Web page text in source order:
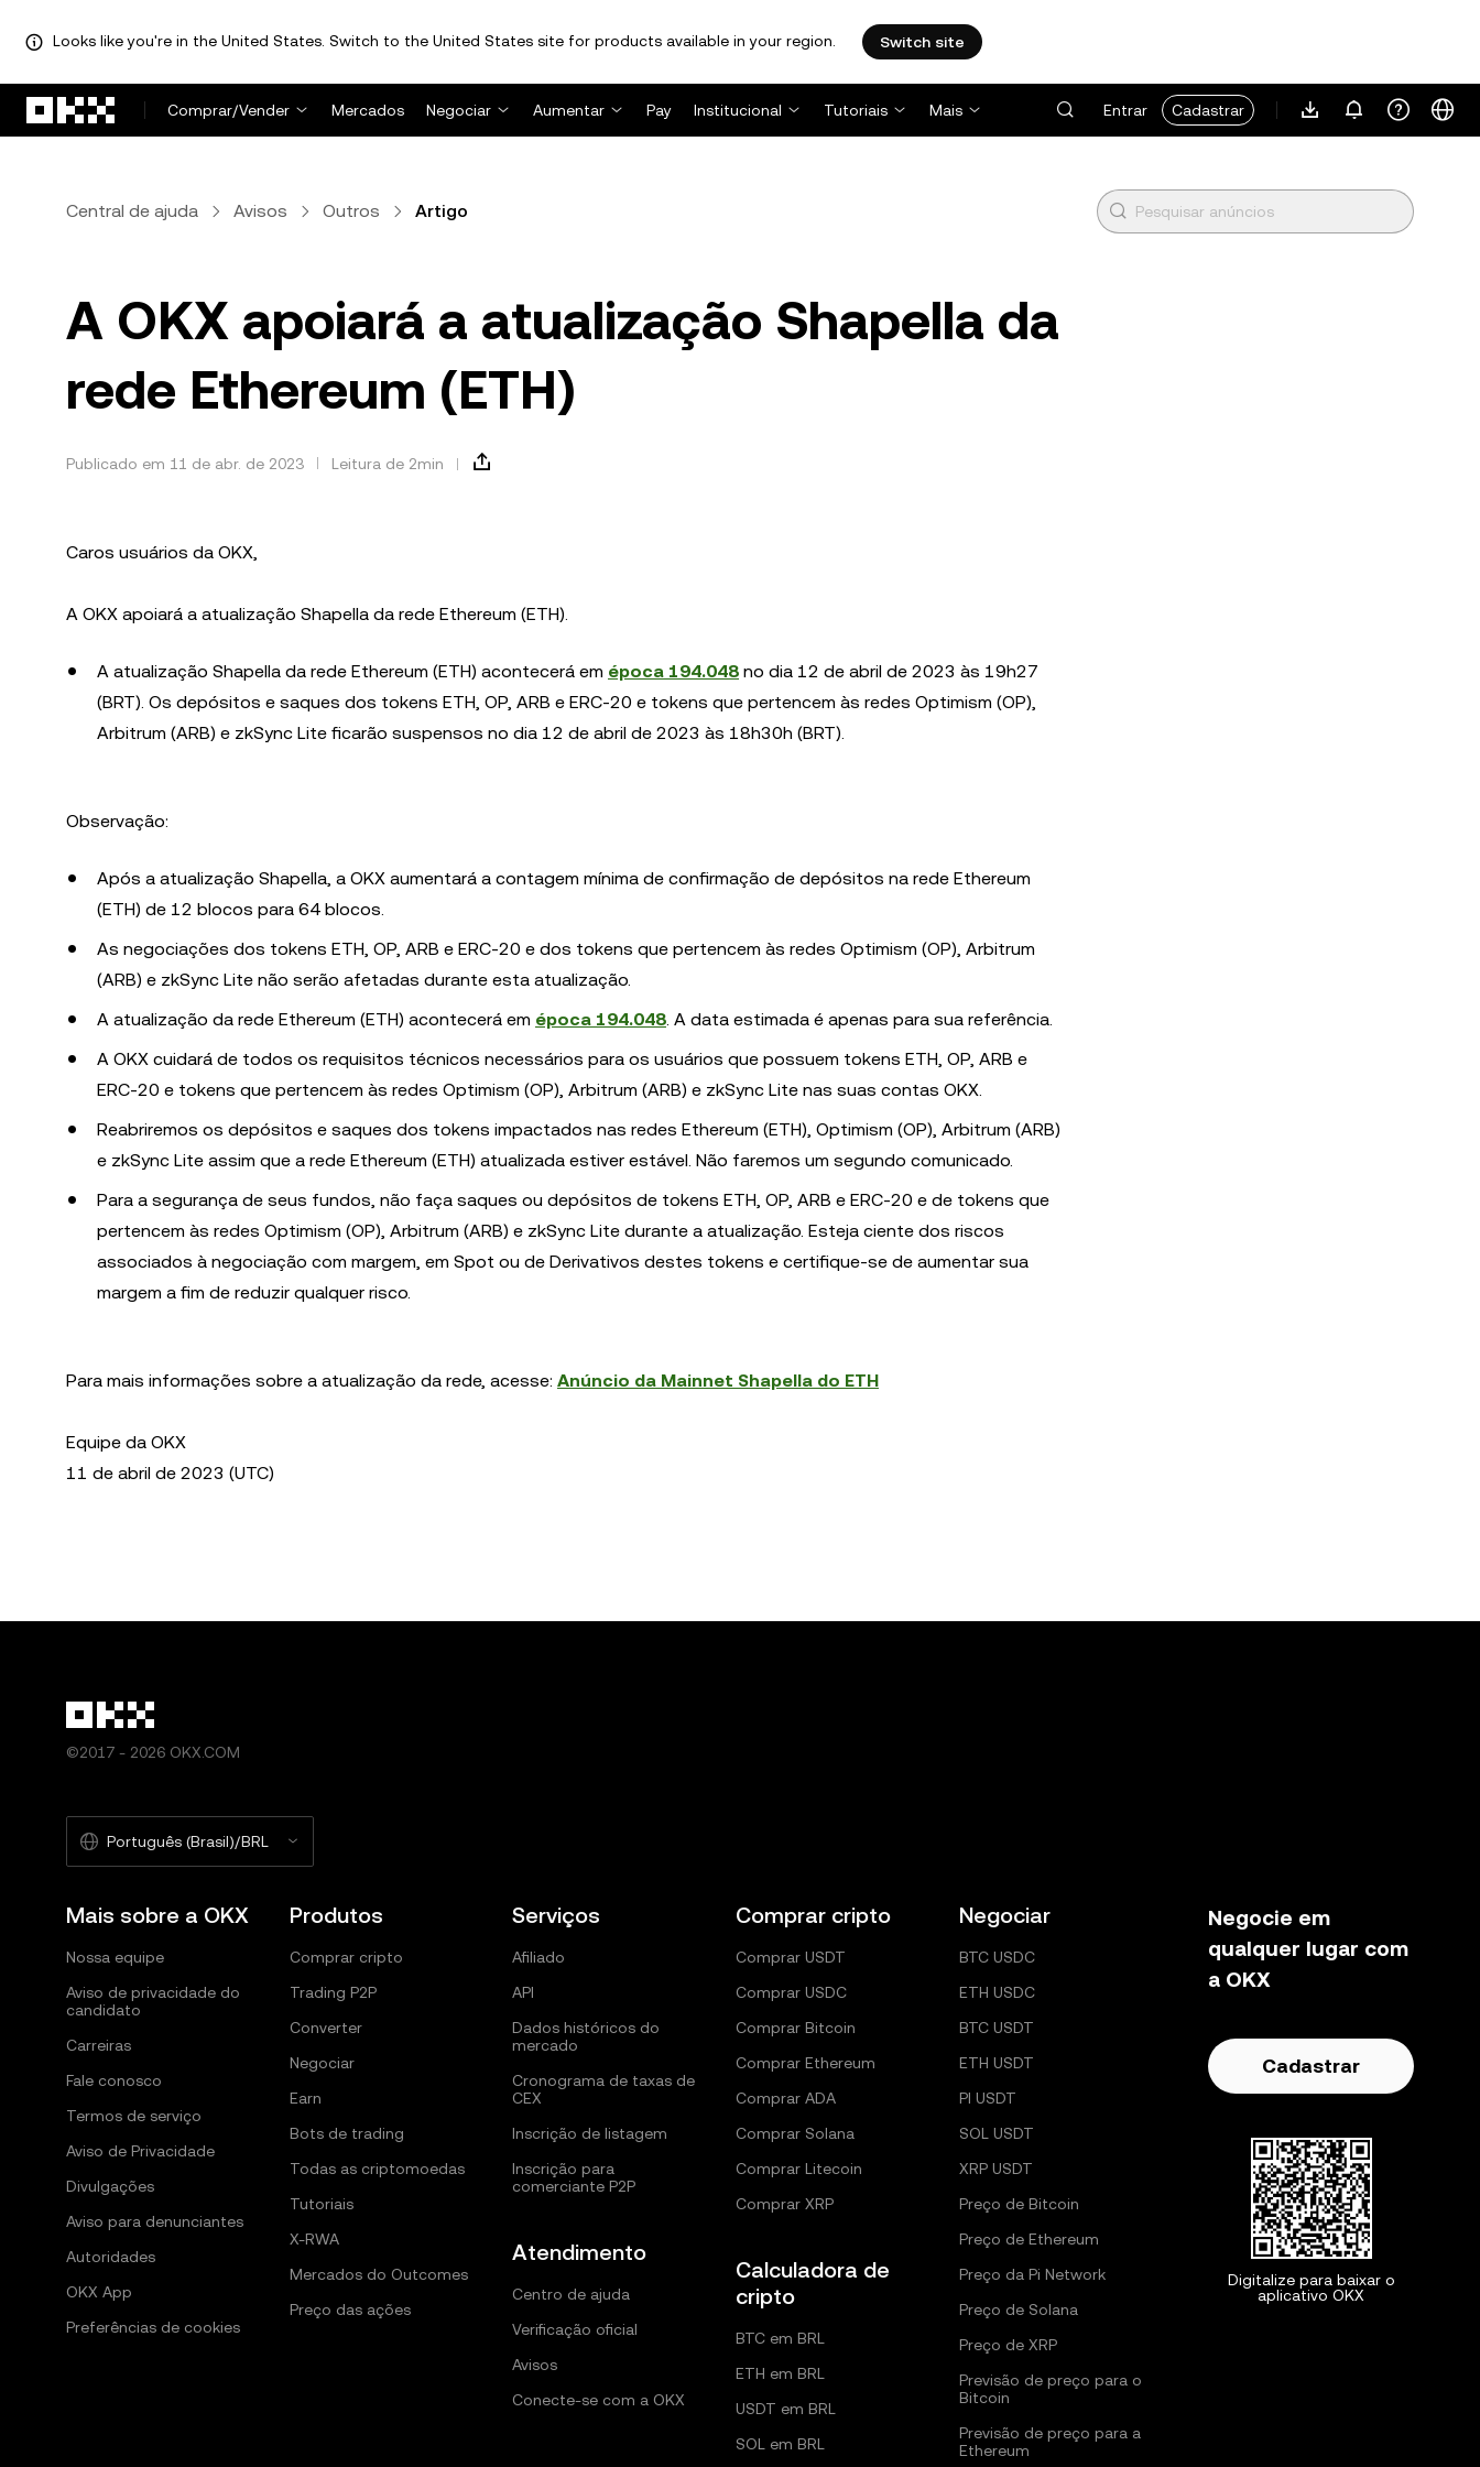
Looks like you're in the United States. Switch to the United States site for products available in your region. Switch site
Comprar/Vender
Mercados Negociar Aumentar Pay Institucional Tutoriais Mais Entrar Cadastrar
Central de ajuda Avisos Outros Artigo
A OKX apoiará a atualização Shapella da
rede Ethereum (ETH)
Publicado em 11 de abr. de 2023 Leitura de 2min
Caros usuários da OKX,
A OKX apoiará a atualização Shapella da rede Ethereum (ETH).
A atualização Shapella da rede Ethereum (ETH) acontecerá em época 194.048 no dia 12 de abril de 2023 às 19h27
(BRT). Os depósitos e saques dos tokens ETH, OP, ARB e ERC-20 e tokens que pertencem às redes Optimism (OP),
Arbitrum (ARB) e zkSync Lite ficarão suspensos no dia 12 de abril de 2023 às 18h30h (BRT).
Observação:
Após a atualização Shapella, a OKX aumentará a contagem mínima de confirmação de depósitos na rede Ethereum
(ETH) de 12 blocos para 64 blocos.
As negociações dos tokens ETH, OP, ARB e ERC-20 e dos tokens que pertencem às redes Optimism (OP), Arbitrum
(ARB) e zkSync Lite não serão afetadas durante esta atualização.
A atualização da rede Ethereum (ETH) acontecerá em época 194.048. A data estimada é apenas para sua referência.
A OKX cuidará de todos os requisitos técnicos necessários para os usuários que possuem tokens ETH, OP, ARB e
ERC-20 e tokens que pertencem às redes Optimism (OP), Arbitrum (ARB) e zkSync Lite nas suas contas OKX.
Reabriremos os depósitos e saques dos tokens impactados nas redes Ethereum (ETH), Optimism (OP), Arbitrum (ARB)
e zkSync Lite assim que a rede Ethereum (ETH) atualizada estiver estável. Não faremos um segundo comunicado.
Para a segurança de seus fundos, não faça saques ou depósitos de tokens ETH, OP, ARB e ERC-20 e de tokens que
pertencem às redes Optimism (OP), Arbitrum (ARB) e zkSync Lite durante a atualização. Esteja ciente dos riscos
associados à negociação com margem, em Spot ou de Derivativos destes tokens e certifique-se de aumentar sua
margem a fim de reduzir qualquer risco.
Para mais informações sobre a atualização da rede, acesse: Anúncio da Mainnet Shapella do ETH
Equipe da OKX
11 de abril de 2023 (UTC)
©2017 - 2026 OKX.COM
Português (Brasil)/BRL
Mais sobre a OKX
Nossa equipe
Aviso de privacidade do
candidato
Carreiras
Fale conosco
Termos de serviço
Aviso de Privacidade
Divulgações
Aviso para denunciantes
Autoridades
OKX App
Preferências de cookies
Produtos
Comprar cripto
Trading P2P
Converter
Negociar
Earn
Bots de trading
Todas as criptomoedas
Tutoriais
X-RWA
Mercados do Outcomes
Preço das ações
Serviços
Afiliado
API
Dados históricos do
mercado
Cronograma de taxas de
CEX
Inscrição de listagem
Inscrição para
comerciante P2P
Atendimento
Centro de ajuda
Verificação oficial
Avisos
Conecte-se com a OKX
Comprar cripto
Comprar USDT
Comprar USDC
Comprar Bitcoin
Comprar Ethereum
Comprar ADA
Comprar Solana
Comprar Litecoin
Comprar XRP
Calculadora de
cripto
BTC em BRL
ETH em BRL
USDT em BRL
SOL em BRL
Negociar
BTC USDC
ETH USDC
BTC USDT
ETH USDT
PI USDT
SOL USDT
XRP USDT
Preço de Bitcoin
Preço de Ethereum
Preço da Pi Network
Preço de Solana
Preço de XRP
Previsão de preço para o
Bitcoin
Previsão de preço para a
Ethereum
Negocie em
qualquer lugar com
a OKX
Cadastrar
Digitalize para baixar o
aplicativo OKX